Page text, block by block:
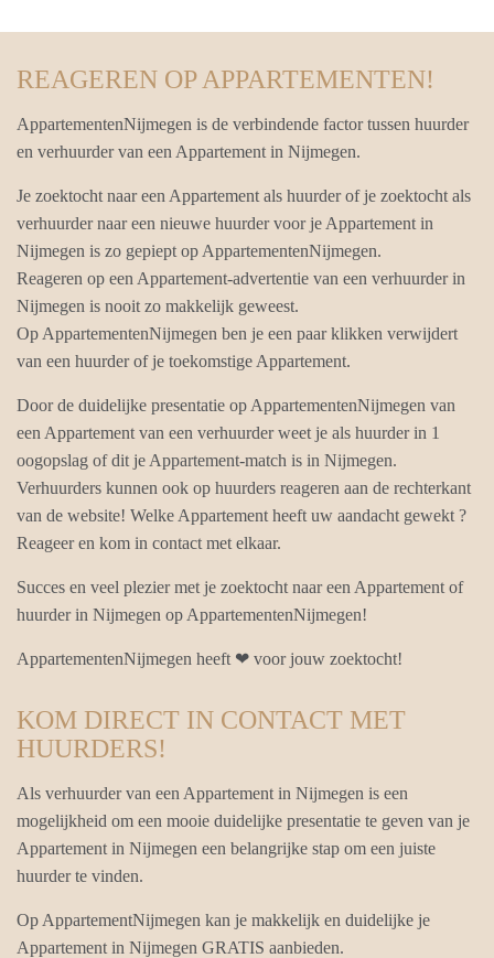
REAGEREN OP APPARTEMENTEN!
AppartementenNijmegen is de verbindende factor tussen huurder
en verhuurder van een Appartement in Nijmegen.
Je zoektocht naar een Appartement als huurder of je zoektocht als
verhuurder naar een nieuwe huurder voor je Appartement in
Nijmegen is zo gepiept op AppartementenNijmegen.
Reageren op een Appartement-advertentie van een verhuurder in
Nijmegen is nooit zo makkelijk geweest.
Op AppartementenNijmegen ben je een paar klikken verwijdert
van een huurder of je toekomstige Appartement.
Door de duidelijke presentatie op AppartementenNijmegen van
een Appartement van een verhuurder weet je als huurder in 1
oogopslag of dit je Appartement-match is in Nijmegen.
Verhuurders kunnen ook op huurders reageren aan de rechterkant
van de website! Welke Appartement heeft uw aandacht gewekt ?
Reageer en kom in contact met elkaar.
Succes en veel plezier met je zoektocht naar een Appartement of
huurder in Nijmegen op AppartementenNijmegen!
AppartementenNijmegen heeft ❤ voor jouw zoektocht!
KOM DIRECT IN CONTACT MET
HUURDERS!
Als verhuurder van een Appartement in Nijmegen is een
mogelijkheid om een mooie duidelijke presentatie te geven van je
Appartement in Nijmegen een belangrijke stap om een juiste
huurder te vinden.
Op AppartementNijmegen kan je makkelijk en duidelijke je
Appartement in Nijmegen GRATIS aanbieden.